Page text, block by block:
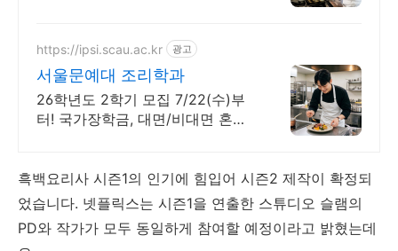
https://ipsi.scau.ac.kr 광고
서울문예대 조리학과
26학년도 2학기 모집 7/22(수)부
터! 국가장학금, 대면/비대면 혼합
흑백요리사 시즌1의 인기에 힘입어 시즌2 제작이 확정되
었습니다. 넷플릭스는 시즌1을 연출한 스튜디오 슬램의
PD와 작가가 모두 동일하게 참여할 예정이라고 밝혔는데